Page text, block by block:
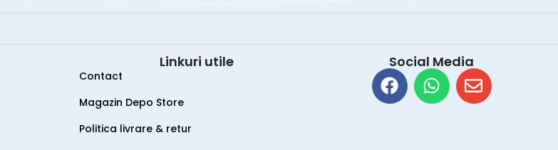
Linkuri utile
Contact
Magazin Depo Store
Politica livrare & retur
Social Media